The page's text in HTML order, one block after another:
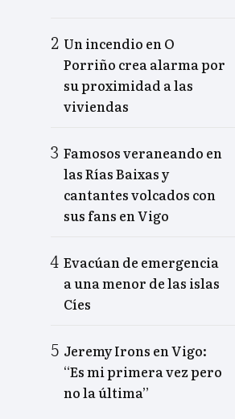
Un incendio en O
Porriño crea alarma por
su proximidad a las
viviendas
Famosos veraneando en
las Rías Baixas y
cantantes volcados con
sus fans en Vigo
Evacúan de emergencia
a una menor de las islas
Cíes
Jeremy Irons en Vigo:
“Es mi primera vez pero
no la última”